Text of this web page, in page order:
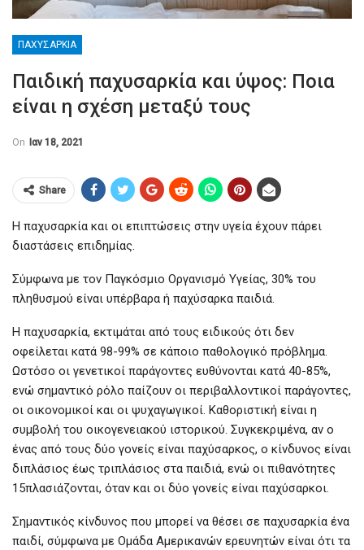
ΠΑΧΥΣΑΡΚΊΑ
Παιδική παχυσαρκία και ύψος: Ποια
είναι η σχέση μεταξύ τους
On Ιαν 18, 2021
Share
Η παχυσαρκία και οι επιπτώσεις στην υγεία έχουν πάρει
διαστάσεις επιδημίας.
Σύμφωνα με τον Παγκόσμιο Οργανισμό Υγείας, 30% του
πληθυσμού είναι υπέρβαρα ή παχύσαρκα παιδιά.
Η παχυσαρκία, εκτιμάται από τους ειδικούς ότι δεν
οφείλεται κατά 98-99% σε κάποιο παθολογικό πρόβλημα.
Ωστόσο οι γενετικοί παράγοντες ευθύνονται κατά 40-85%,
ενώ σημαντικό ρόλο παίζουν οι περιβαλλοντικοί παράγοντες,
οι οικονομικοί και οι ψυχαγωγικοί. Καθοριστική είναι η
συμβολή του οικογενειακού ιστορικού. Συγκεκριμένα, αν ο
ένας από τους δύο γονείς είναι παχύσαρκος, ο κίνδυνος είναι
διπλάσιος έως τριπλάσιος στα παιδιά, ενώ οι πιθανότητες
15πλασιάζονται, όταν και οι δύο γονείς είναι παχύσαρκοι.
Σημαντικός κίνδυνος που μπορεί να θέσει σε παχυσαρκία ένα
παιδί, σύμφωνα με Ομάδα Αμερικανών ερευνητών είναι ότι τα